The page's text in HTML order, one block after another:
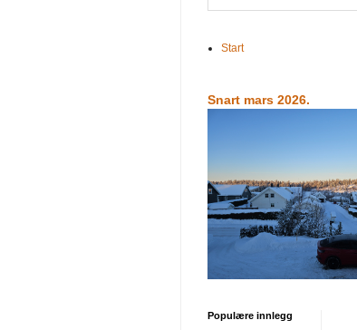
Start
Snart mars 2026.
Populære innlegg